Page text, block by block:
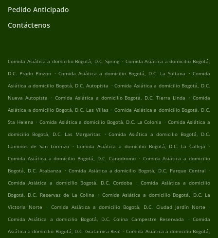
Pedido Anticipado
Contáctenos
Comida Asiática a domicilio Bogotá, D.C. Spring . Comida Asiática a domicilio Bogotá,
D.C. Prado Pinzon . Comida Asiática a domicilio Bogotá, D.C. La Sultana . Comida
Asiática a domicilio Bogotá, D.C. Autopista . Comida Asiática a domicilio Bogotá, D.C.
Nueva Autopista . Comida Asiática a domicilio Bogotá, D.C. Tierra Linda . Comida
Asiática a domicilio Bogotá, D.C. Las Villas . Comida Asiática a domicilio Bogotá, D.C.
Sta Helena . Comida Asiática a domicilio Bogotá, D.C. La Colonia . Comida Asiática a
domicilio Bogotá, D.C. Las Margaritas . Comida Asiática a domicilio Bogotá, D.C.
Caminos de San Lorenzo . Comida Asiática a domicilio Bogotá, D.C. La Calleja
.
Comida Asiática a domicilio Bogotá, D.C. Canodromo . Comida Asiática a domicilio
Bogotá, D.C. Atabanza . Comida Asiática a domicilio Bogotá, D.C. Parque Central .
Comida Asiática a domicilio Bogotá, D.C. Cordoba
. Comida Asiática a domicilio
Bogotá, D.C. Reservas de La Colina . Comida Asiática a domicilio Bogotá, D.C. La
Victoria Norte
. Comida Asiática a domicilio Bogotá, D.C. Ciudad Jardín Norte
.
Comida Asiática a domicilio Bogotá, D.C. Colina Campestre Reservada
. Comida
Asiática a domicilio Bogotá, D.C. Gratamira Real . Comida Asiática a domicilio Bogotá,